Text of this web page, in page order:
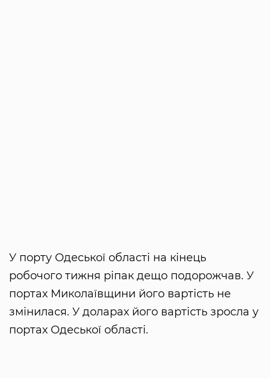
У порту Одеської області на кінець
робочого тижня ріпак дещо подорожчав. У
портах Миколаївщини його вартість не
змінилася. У доларах його вартість зросла у
портах Одеської області.